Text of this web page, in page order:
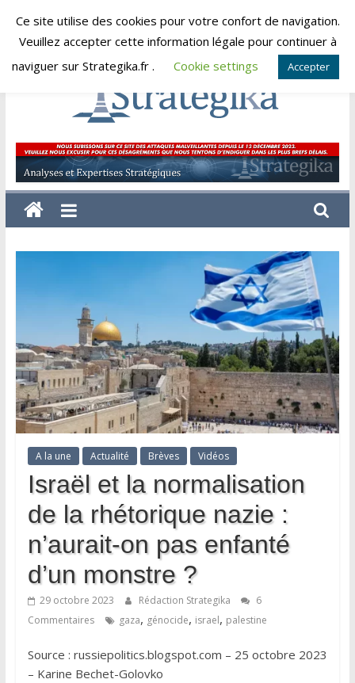
Skip
vendredi, août 7, 2026
Strategika
Expertise
et
Analyses
A la une Actualité Brèves Vidéos
Israël et la normalisation
de la rhétorique nazie :
n’aurait-on pas enfanté
d’un monstre ?
29 octobre 2023 Rédaction Strategika
6
Commentaires
gaza, génocide, israel, palestine
Source : russiepolitics.blogspot.com – 25 octobre 2023
– Karine Bechet-Golovko
Ce site utilise des cookies pour votre confort de navigation.
Veuillez accepter cette information légale pour continuer à
naviguer sur Strategika.fr .
Cookie settings Accepter